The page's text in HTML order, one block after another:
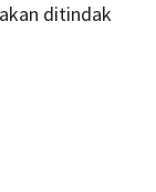
ditindak